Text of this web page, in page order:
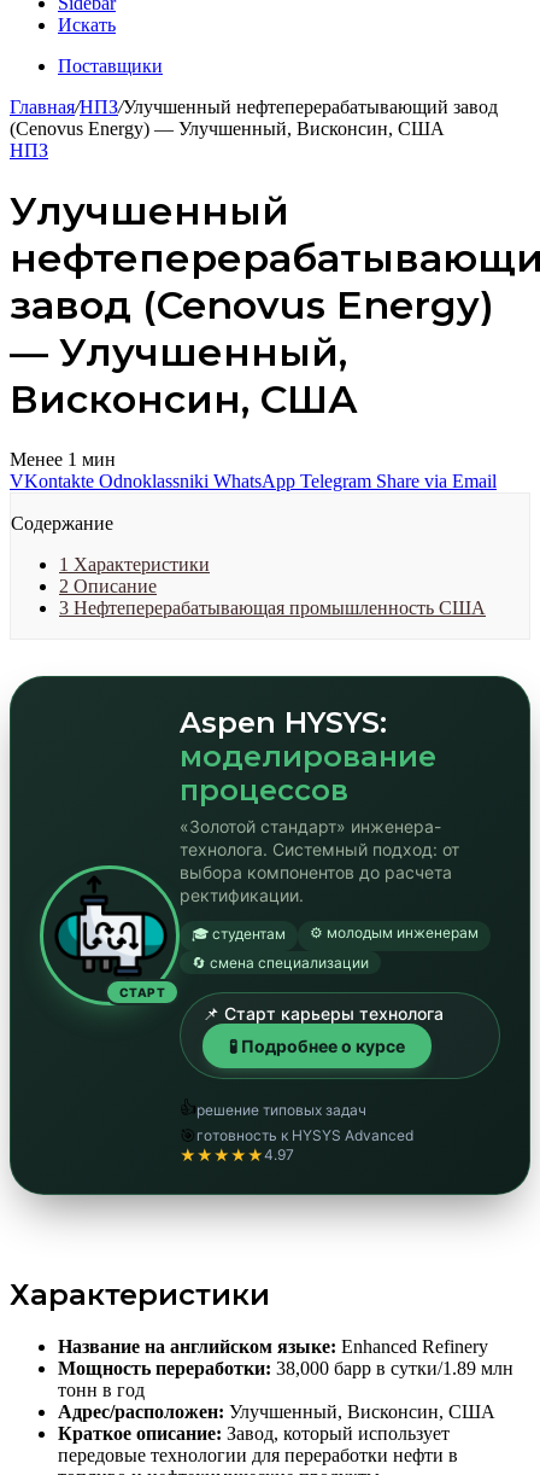
Искать
Поставщики
Главная/НПЗ/Улучшенный нефтеперерабатывающий завод
(Cenovus Energy) — Улучшенный, Висконсин, США
НПЗ
Улучшенный
завод (Cenovus Energy)
— Улучшенный,
Висконсин, США
Менее 1 мин
VKontakte Odnoklassniki WhatsApp Telegram Share via Email
Содержание
1 Характеристики
2 Описание
3 Нефтеперерабатывающая промышленность США
СТАРТ
Aspen HYSYS:
моделирование
процессов
«Золотой стандарт» инженера-
технолога. Системный подход: от
выбора компонентов до расчета
ректификации.
🎓 студентам
⚙️ молодым инженерам
🔄 смена специализации
📌 Старт карьеры технолога
🧪 Подробнее о курсе
👍решение типовых задач
🎯 готовность к HYSYS Advanced
★★★★★4.97
Характеристики
Название на английском языке: Enhanced Refinery
Мощность переработки: 38,000 барр в сутки/1.89 млн
тонн в год
Адрес/расположен: Улучшенный, Висконсин, США
Краткое описание: Завод, который использует
передовые технологии для переработки нефти в